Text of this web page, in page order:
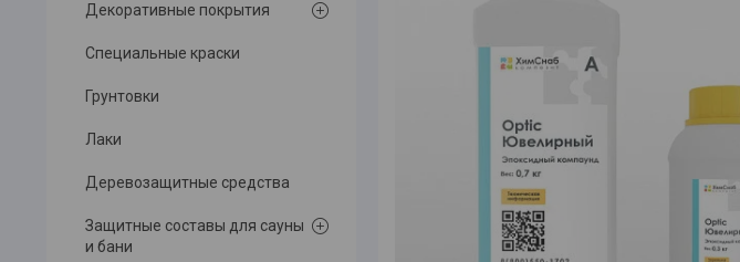
Декоративные покрытия
Специальные краски
Грунтовки
Лаки
Деревозащитные средства
Защитные составы для сауны
и бани